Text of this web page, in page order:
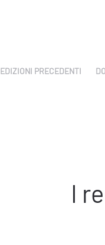
EDIZIONI PRECEDENTI
I